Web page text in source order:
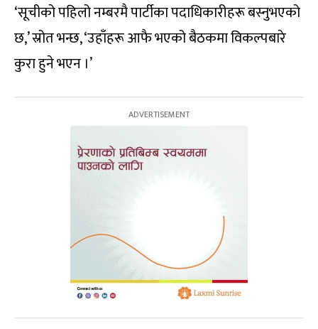
‘सूचीको पहिलो नम्बरमै पार्टीका पदाधिकारीहरू बस्नुभएको
छ,’ स्रोत भन्छ, ‘उहाँहरू आफै भएको बैठकमा विकल्पबारे
कुरा हुने भएन ।’